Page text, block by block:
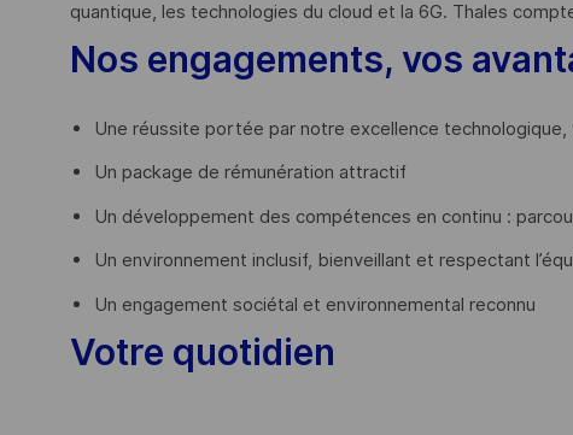
quantique, les technologies du cloud et la 6G. Thales
Nos engagements, vos
Une réussite portée par notre excellence
Un package de rémunération attractif
Un développement des compétences en continu :
Un environnement inclusif, bienveillant et respectant
Un engagement sociétal et environnemental reconnu
Votre quotidien